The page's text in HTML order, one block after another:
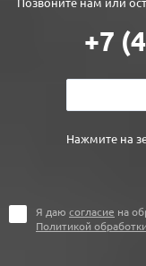
Позвоните нам или
+7
Нажмите на
Я даю согласие на
Политикой